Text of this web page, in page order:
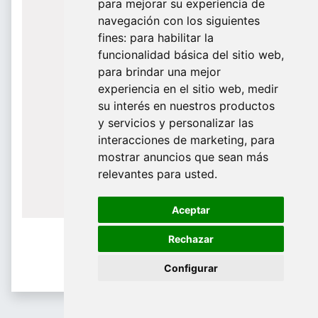
para mejorar su experiencia de
navegación con los siguientes
fines: para habilitar la
funcionalidad básica del sitio web,
para brindar una mejor
experiencia en el sitio web, medir
su interés en nuestros productos
y servicios y personalizar las
interacciones de marketing, para
mostrar anuncios que sean más
relevantes para usted.
Aceptar
Rechazar
Configurar
De Domingo a Viernes
¿Te ayudamos?
688 097 373
​ info@tridecor.net
Contáctanos